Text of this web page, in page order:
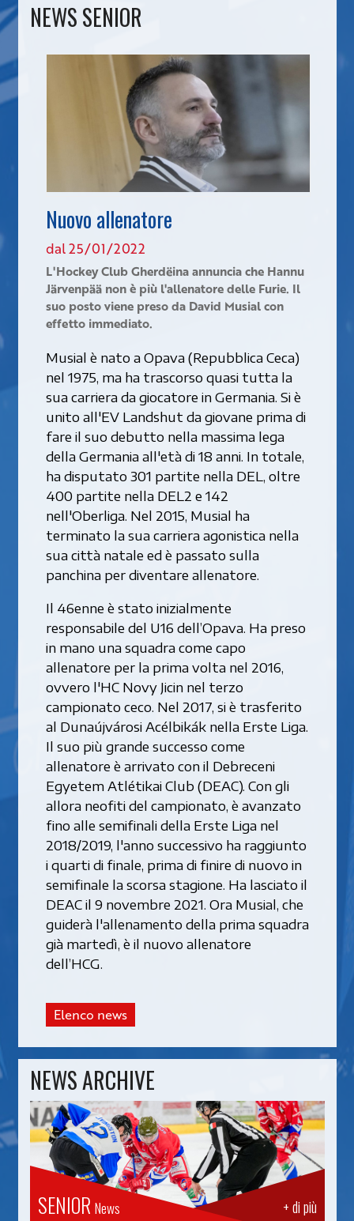
NEWS SENIOR
Nuovo allenatore
dal 25/01/2022
L'Hockey Club Gherdëina annuncia che Hannu
Järvenpää non è più l'allenatore delle Furie. Il
suo posto viene preso da David Musial con
effetto immediato.
Musial è nato a Opava (Repubblica Ceca)
nel 1975, ma ha trascorso quasi tutta la
sua carriera da giocatore in Germania. Si è
unito all'EV Landshut da giovane prima di
fare il suo debutto nella massima lega
della Germania all'età di 18 anni. In totale,
ha disputato 301 partite nella DEL, oltre
400 partite nella DEL2 e 142
nell'Oberliga. Nel 2015, Musial ha
terminato la sua carriera agonistica nella
sua città natale ed è passato sulla
panchina per diventare allenatore.
Il 46enne è stato inizialmente
responsabile del U16 dell’Opava. Ha preso
in mano una squadra come capo
allenatore per la prima volta nel 2016,
ovvero l'HC Novy Jicin nel terzo
campionato ceco. Nel 2017, si è trasferito
al Dunaújvárosi Acélbikák nella Erste Liga.
Il suo più grande successo come
allenatore è arrivato con il Debreceni
Egyetem Atlétikai Club (DEAC). Con gli
allora neofiti del campionato, è avanzato
fino alle semifinali della Erste Liga nel
2018/2019, l'anno successivo ha raggiunto
i quarti di finale, prima di finire di nuovo in
semifinale la scorsa stagione. Ha lasciato il
DEAC il 9 novembre 2021. Ora Musial, che
guiderà l'allenamento della prima squadra
già martedì, è il nuovo allenatore
dell’HCG.
Elenco news
NEWS ARCHIVE
+ di più
SENIOR News